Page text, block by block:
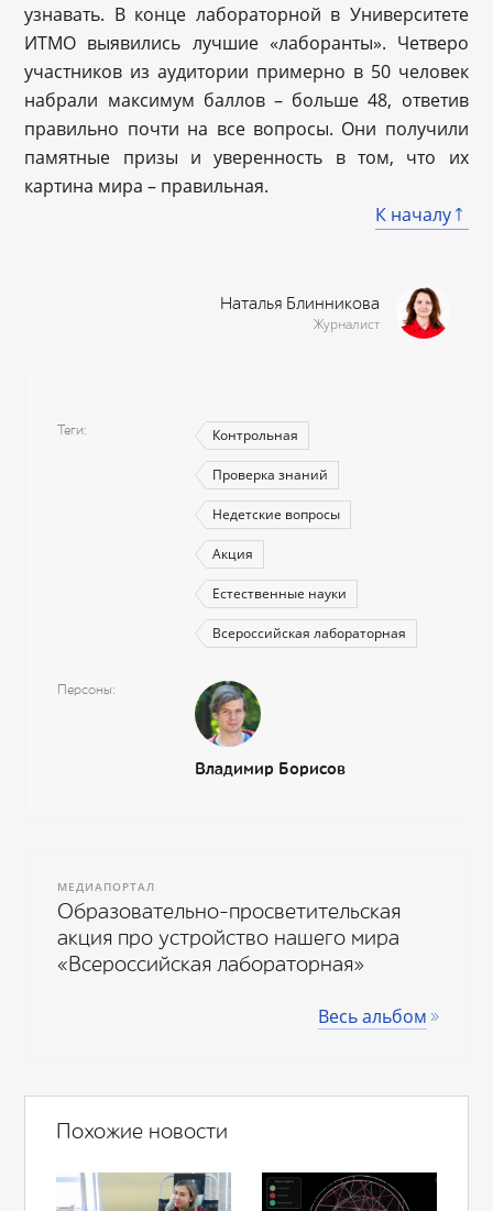
узнавать. В конце лабораторной в Университете
ИТМО выявились лучшие «лаборанты». Четверо
участников из аудитории примерно в 50 человек
набрали максимум баллов – больше 48, ответив
правильно почти на все вопросы. Они получили
памятные призы и уверенность в том, что их
картина мира – правильная.
К началу
Наталья Блинникова
Журналист
Теги Контрольная
Проверка знаний
Недетские вопросы
Акция
Естественные науки
Всероссийская лабораторная
Персоны
Владимир Борисов
МЕДИАПОРТАЛ
Образовательно-просветительская
акция про устройство нашего мира
«Всероссийская лабораторная»
Весь альбом
Похожие новости